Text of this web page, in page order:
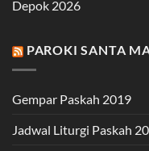
Depok 2026
PAROKI SANTA
Gempar Paskah 2019
Jadwal Liturgi Paskah